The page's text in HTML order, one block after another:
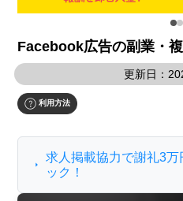
Facebook広告の副業・
更新日：
利用方法
求人掲載協力で謝礼3万
ック！